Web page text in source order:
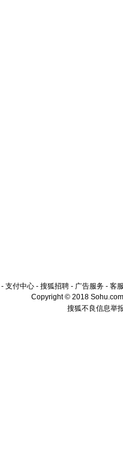
- 支付中心 - 搜狐招聘 - 广告服务 - 客
Copyright © 2018
搜狐不良信息举